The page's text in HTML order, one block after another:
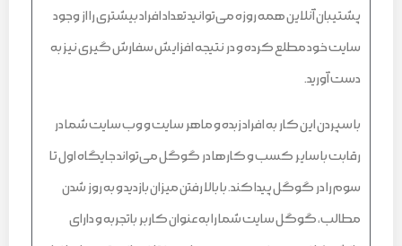
پشتیبان آنلاین همه روزه می‌توانید تعداد افراد بیشتری را از وجود
سایت خود مطلع کرده و در نتیجه افزایش سفارش گیری نیز به
دست آورید.
با سپردن این کار به افراد زبده و ماهر سایت و وب سایت شما در
رقابت با سایر کسب و کارها در گوگل می‌تواند جایگاه اول تا
سوم را در گوگل پیدا کند. با بالا رفتن میزان بازدید و به روز شدن
مطالب، گوگل سایت شما را به عنوان کاربر باتجربه و دارای